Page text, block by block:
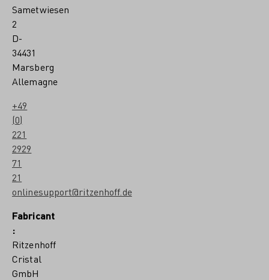
Sametwiesen
2
D-
34431
Marsberg
Allemagne
+49
(0)
221
2929
71
21
onlinesupport@ritzenhoff.de
Fabricant
:
Ritzenhoff
Cristal
GmbH